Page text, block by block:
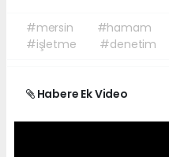
#mersin #hamam
#işletme
#denetim
Habere Ek Video